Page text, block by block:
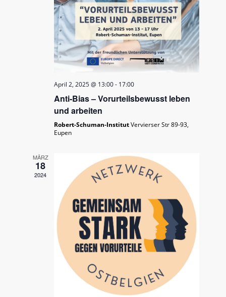
April 2, 2025 @ 13:00- 17:00
Anti-Bias – Vorurteilsbewusst leben
und arbeiten
Robert-Schuman-InstitutVervierser Str 89-93,
Eupen
MÄRZ
18
2024